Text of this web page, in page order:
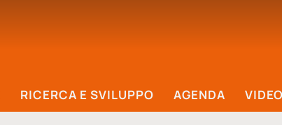
RICERCA E SVILUPPO AGENDA VIDEO